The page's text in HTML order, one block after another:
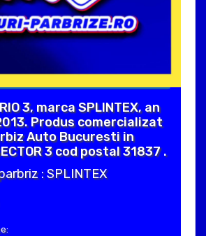
3, marca SPLINTEX, an
Produs comercializat
Auto Bucuresti in
3 cod postal 31837 .
: SPLINTEX